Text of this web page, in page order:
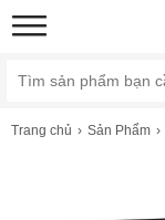
Trang chủ Sản Phẩm